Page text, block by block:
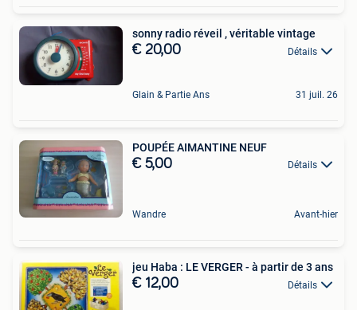
sonny radio réveil , véritable vintage
€ 20,00 Détails
Glain & Partie Ans 31 juil. 26
POUPÉE AIMANTINE NEUF
€ 5,00 Détails
Wandre Avant-hier
jeu Haba : LE VERGER - à partir de 3 ans
€ 12,00 Détails